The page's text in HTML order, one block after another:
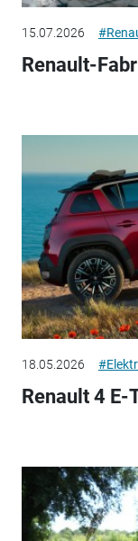
15.07.2026
Renault-
18.05.2026
Renault 4 E-